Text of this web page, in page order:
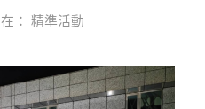
在： 精準活動